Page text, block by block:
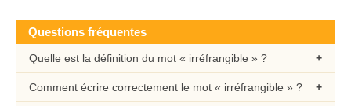
Questions fréquentes
Quelle est la définition du mot « irréfrangible » ?
Comment écrire correctement le mot « irréfrangible » ?